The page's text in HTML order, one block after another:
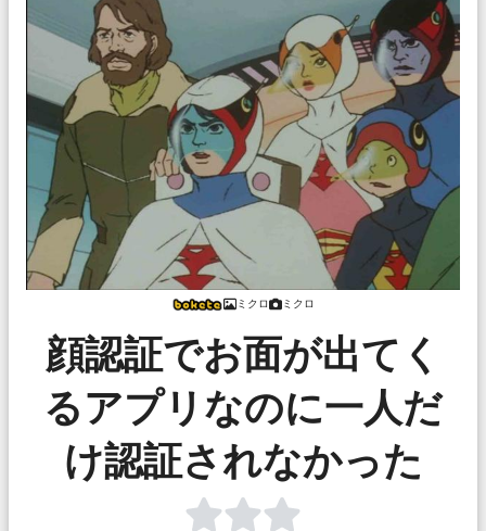
ミクロ ミクロ
顔認証でお面が出てく
るアプリなのに一人だ
け認証されなかった